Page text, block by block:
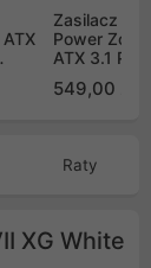
Zasilacz be
Power
ATX 3.1
549,00 zł
Raty
XG White